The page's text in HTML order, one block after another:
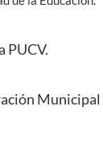
PUCV.